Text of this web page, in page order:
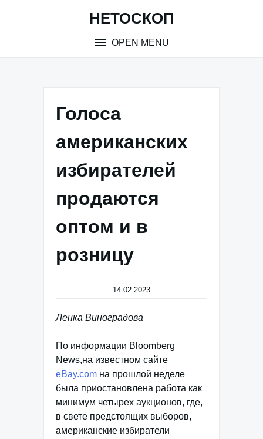
НЕТОСКОП
OPEN MENU
Голоса
американских
избирателей
продаются
оптом и в
розницу
14.02.2023
Ленка Виноградова
По информации Bloomberg
News,на известном сайте
eBay.com на прошлой неделе
была приостановлена работа как
минимум четырех аукционов, где,
в свете предстоящих выборов,
американские избиратели